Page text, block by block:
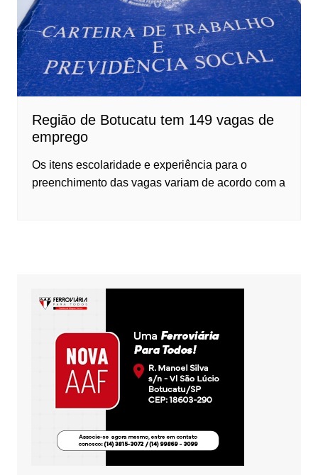
Região de Botucatu tem 149 vagas de
emprego
Os itens escolaridade e experiência para o
preenchimento das vagas variam de acordo com a